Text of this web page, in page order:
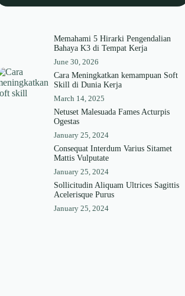
Memahami 5 Hirarki Pengendalian
Bahaya K3 di Tempat Kerja
June 30, 2026
Cara Meningkatkan kemampuan Soft
Skill di Dunia Kerja
March 14, 2025
Netuset Malesuada Fames Acturpis
Ogestas
January 25, 2024
Consequat Interdum Varius Sitamet
Mattis Vulputate
January 25, 2024
Sollicitudin Aliquam Ultrices Sagittis
Acelerisque Purus
January 25, 2024